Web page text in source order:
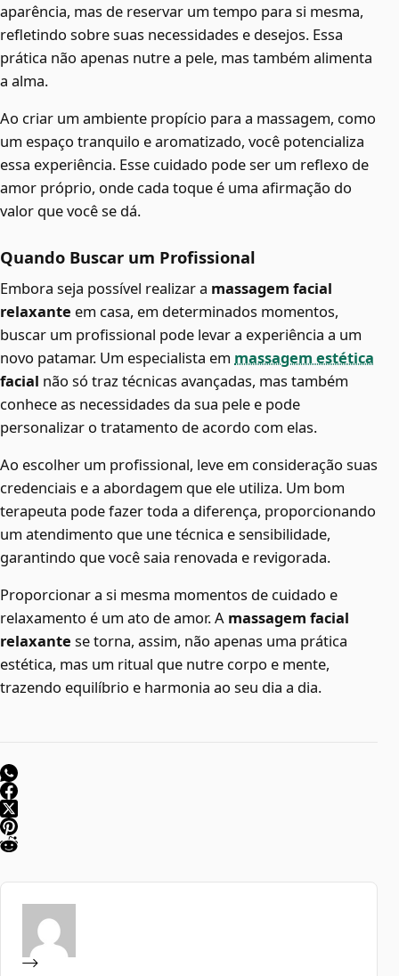
aparência, mas de reservar um tempo para si mesma,
refletindo sobre suas necessidades e desejos. Essa
prática não apenas nutre a pele, mas também alimenta
a alma.
Ao criar um ambiente propício para a massagem, como
um espaço tranquilo e aromatizado, você potencializa
essa experiência. Esse cuidado pode ser um reflexo de
amor próprio, onde cada toque é uma afirmação do
valor que você se dá.
Quando Buscar um Profissional
Embora seja possível realizar a massagem facial
relaxante em casa, em determinados momentos,
buscar um profissional pode levar a experiência a um
novo patamar. Um especialista em massagem estética
facial não só traz técnicas avançadas, mas também
conhece as necessidades da sua pele e pode
personalizar o tratamento de acordo com elas.
Ao escolher um profissional, leve em consideração suas
credenciais e a abordagem que ele utiliza. Um bom
terapeuta pode fazer toda a diferença, proporcionando
um atendimento que une técnica e sensibilidade,
garantindo que você saia renovada e revigorada.
Proporcionar a si mesma momentos de cuidado e
relaxamento é um ato de amor. A massagem facial
relaxante se torna, assim, não apenas uma prática
estética, mas um ritual que nutre corpo e mente,
trazendo equilíbrio e harmonia ao seu dia a dia.